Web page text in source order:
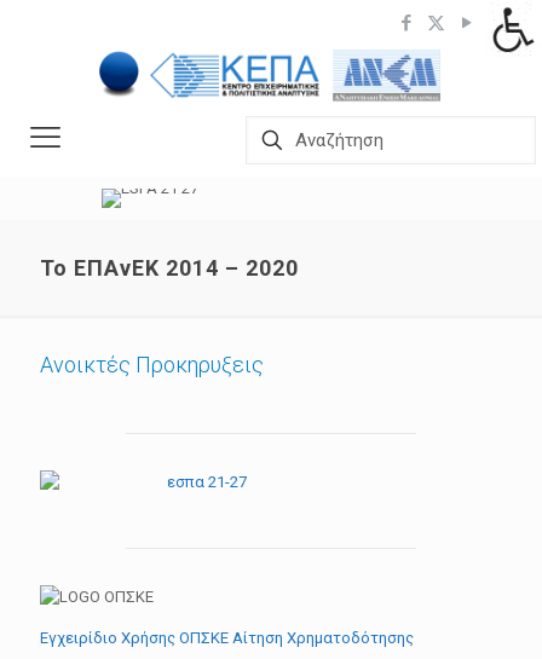
Το ΕΠΑνΕΚ 2014 – 2020
Ανοικτές Προκηρυξεις
Εγχειρίδιο Χρήσης ΟΠΣΚΕ Αίτηση Χρηματοδότησης